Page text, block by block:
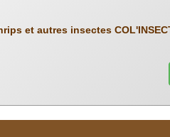
et autres insectes